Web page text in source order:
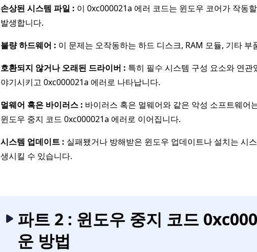
손상된 시스템 파일 : 이 0xc000021a 에러 코드는 윈도우 코어가 작동
발생합니다.
불량 하드웨어 : 이 문제는 오작동하는 하드 디스크, RAM 모듈, 기타
호환되지 않거나 오래된 드라이버 : 특히 필수 시스템 구성 요소와 연
야기시키고 0xc000021a 에러로 나타납니다.
멀웨어 혹은 바이러스 : 바이러스 혹은 멀웨어와 같은 악성 소프트웨어
윈도우 중지 코드 0xc000021a 에러로 이어집니다.
시스템 업데이트 : 실패됐거나 방해받은 윈도우 업데이트나 설치는 시
생시킬 수 있습니다.
파트 2 : 윈도우 중지 코드
운 방법